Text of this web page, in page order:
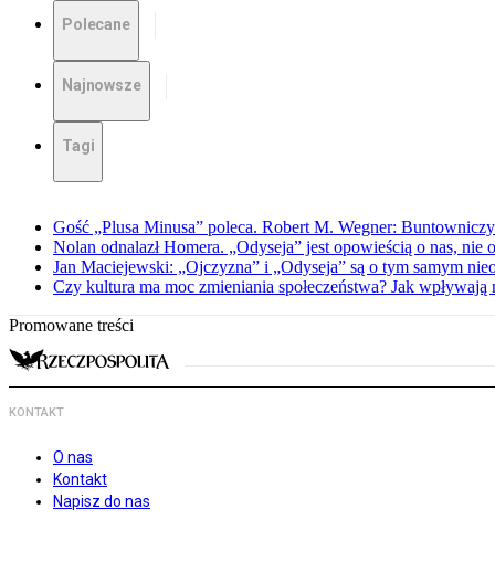
Polecane
Najnowsze
Tagi
Gość „Plusa Minusa” poleca. Robert M. Wegner:
Nolan odnalazł Homera. „Odyseja” jest opowieścią o nas, nie
Jan Maciejewski: „Ojczyzna” i „Odyseja” są o tym samym
Czy kultura ma moc zmieniania społeczeństwa? Jak
Promowane treści
KONTAKT
O nas
Kontakt
Napisz do nas